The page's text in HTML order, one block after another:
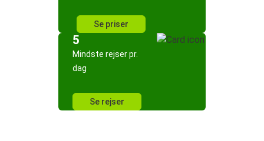
Se priser
5
Mindste rejser pr.
dag
Se rejser